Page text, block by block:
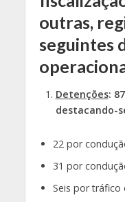
outras,
seguintes
Detenções:
22 por
31 por
Seis por tráfico